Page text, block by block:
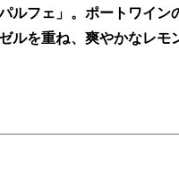
ルフェ」。ポートワイン
ルを重ね、爽やかなレモ